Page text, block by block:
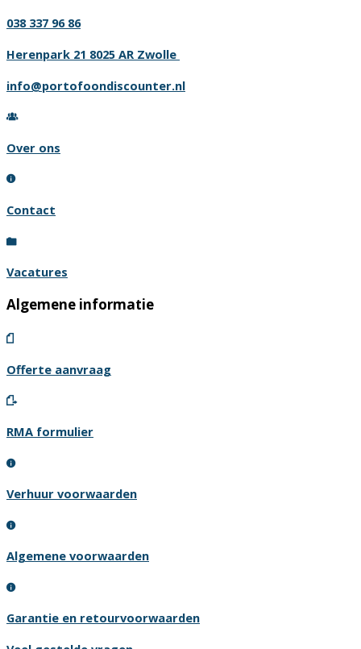
038 337 96 86
Herenpark 21 8025 AR Zwolle
info@portofoondiscounter.nl
Over ons
Contact
Vacatures
Algemene informatie
Offerte aanvraag
RMA formulier
Verhuur voorwaarden
Algemene voorwaarden
Garantie en retourvoorwaarden